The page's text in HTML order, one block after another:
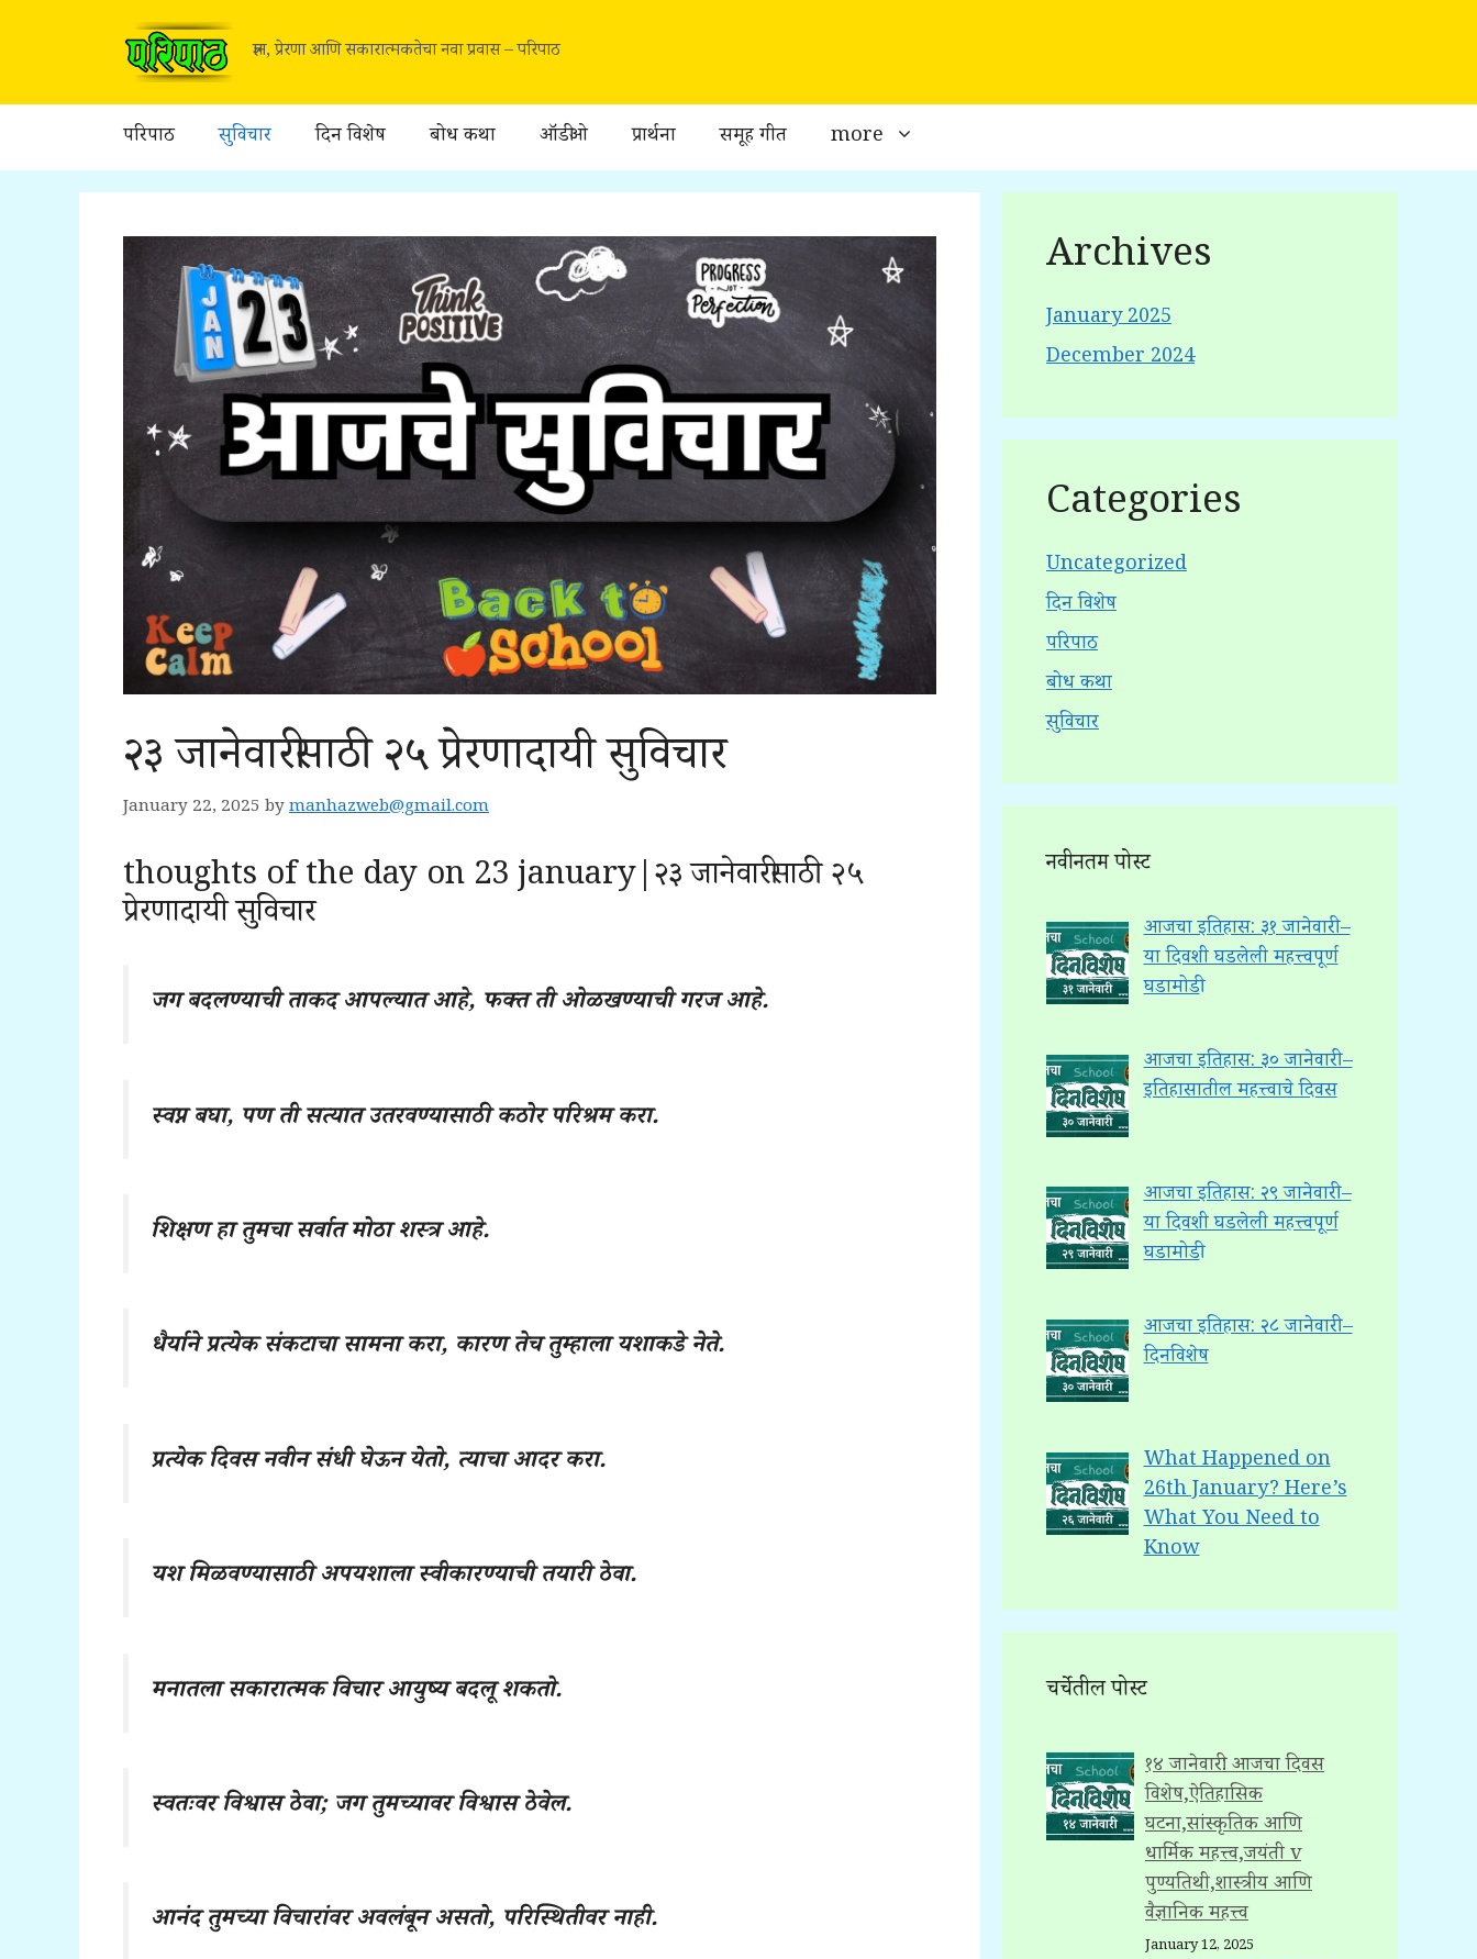
ज्ञान, प्रेरणा आणि सकारात्मकतेचा नवा प्रवास – परिपाठ
परिपाठ सुविचार दिन विशेष बोध कथा ऑडीओ प्रार्थना समूह गीत more
२३ जानेवारीसाठी २५ प्रेरणादायी सुविचार
January 22, 2025 bymanhazweb@gmail.com
thoughts of the day on 23 january|२३ जानेवारीसाठी २५
प्रेरणादायी सुविचार
जग बदलण्याची ताकद आपल्यात आहे, फक्त ती ओळखण्याची गरज आहे.
स्वप्न बघा, पण ती सत्यात उतरवण्यासाठी कठोर परिश्रम करा.
शिक्षण हा तुमचा सर्वात मोठा शस्त्र आहे.
धैर्याने प्रत्येक संकटाचा सामना करा, कारण तेच तुम्हाला यशाकडे नेते.
प्रत्येक दिवस नवीन संधी घेऊन येतो, त्याचा आदर करा.
यश मिळवण्यासाठी अपयशाला स्वीकारण्याची तयारी ठेवा.
मनातला सकारात्मक विचार आयुष्य बदलू शकतो.
स्वतःवर विश्वास ठेवा; जग तुमच्यावर विश्वास ठेवेल.
आनंद तुमच्या विचारांवर अवलंबून असतो, परिस्थितीवर नाही.
Archives
January 2025
December 2024
Categories
Uncategorized
दिन विशेष
परिपाठ
बोध कथा
सुविचार
नवीनतम पोस्ट
आजचा इतिहास: ३१ जानेवारी –
या दिवशी घडलेली महत्त्वपूर्ण
घडामोडी
आजचा इतिहास: ३० जानेवारी –
इतिहासातील महत्त्वाचे दिवस
आजचा इतिहास: २९ जानेवारी –
या दिवशी घडलेली महत्त्वपूर्ण
घडामोडी
आजचा इतिहास: २८ जानेवारी –
दिनविशेष
What Happened on
26th January? Here’s
What You Need to
Know
चर्चेतील पोस्ट
१४ जानेवारी: आजचा दिवस
विशेष,ऐतिहासिक
घटना,सांस्कृतिक आणि
धार्मिक महत्त्व,जयंती v
पुण्यतिथी,शास्त्रीय आणि
वैज्ञानिक महत्त्व
January 12, 2025